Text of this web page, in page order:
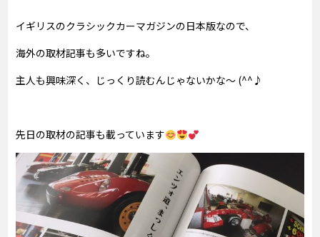
イギリスのクラシックカーマガジンの日本版なので、
海外の取材記事も多いですね。
主人も興味深く、じっくり読むんじゃないかな～ (^^♪
先日の取材の記事も載っています